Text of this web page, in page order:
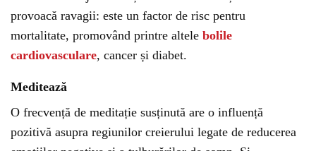
provoacă ravagii: este un factor de risc pentru
mortalitate, promovând printre altele bolile
cardiovasculare, cancer și diabet.
Meditează
O frecvență de meditație susținută are o influență
pozitivă asupra regiunilor creierului legate de reducerea